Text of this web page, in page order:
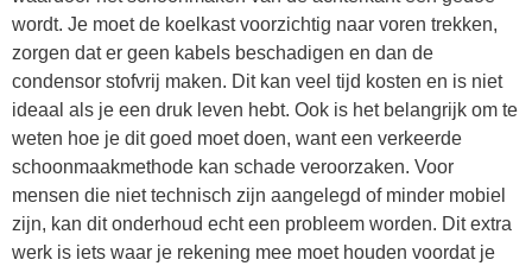
wordt. Je moet de koelkast voorzichtig naar voren trekken,
zorgen dat er geen kabels beschadigen en dan de
condensor stofvrij maken. Dit kan veel tijd kosten en is niet
ideaal als je een druk leven hebt. Ook is het belangrijk om te
weten hoe je dit goed moet doen, want een verkeerde
schoonmaakmethode kan schade veroorzaken. Voor
mensen die niet technisch zijn aangelegd of minder mobiel
zijn, kan dit onderhoud echt een probleem worden. Dit extra
werk is iets waar je rekening mee moet houden voordat je